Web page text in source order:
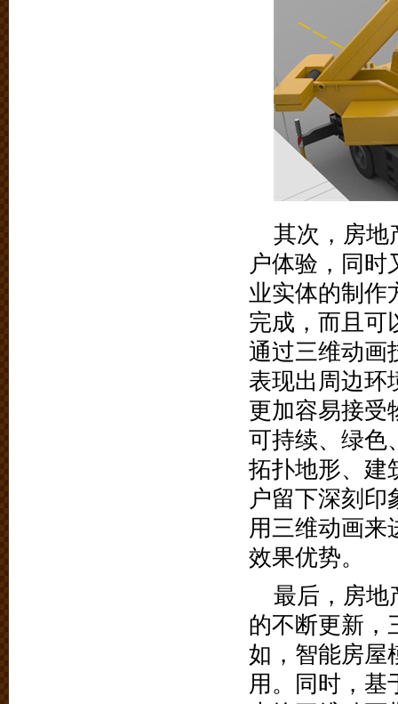
其次，房地
户体验，同
业实体的制作
完成，而且可
通过三维动画
表现出周边环
更加容易接受
可持续、绿色
拓扑地形、建
户留下深刻
用三维动画来
效果优势。
最后，房地
的不断更新，
如，智能房屋
用。同时，基